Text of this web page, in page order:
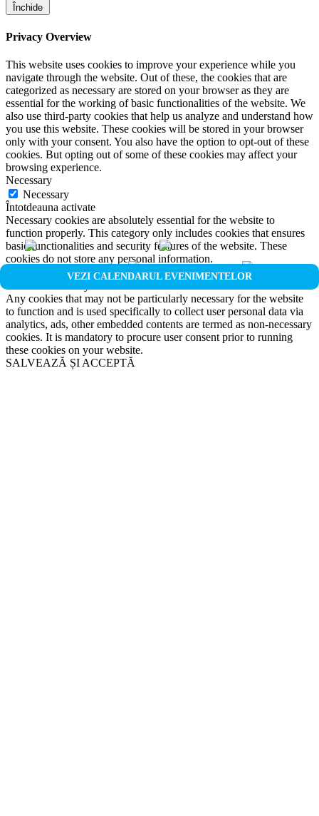
VEZI CALENDARUL EVENIMENTELOR
Închide
Privacy Overview
This website uses cookies to improve your experience while you
navigate through the website. Out of these, the cookies that are
categorized as necessary are stored on your browser as they are
essential for the working of basic functionalities of the website. We
also use third-party cookies that help us analyze and understand how
you use this website. These cookies will be stored in your browser
only with your consent. You also have the option to opt-out of these
cookies. But opting out of some of these cookies may affect your
browsing experience.
Necessary
Necessary
Întotdeauna activate
Necessary cookies are absolutely essential for the website to
function properly. This category only includes cookies that ensures
basic functionalities and security features of the website. These
cookies do not store any personal information.
Non-necessary
Any cookies that may not be particularly necessary for the website
to function and is used specifically to collect user personal data via
analytics, ads, other embedded contents are termed as non-necessary
cookies. It is mandatory to procure user consent prior to running
these cookies on your website.
SALVEAZĂ ȘI ACCEPTĂ